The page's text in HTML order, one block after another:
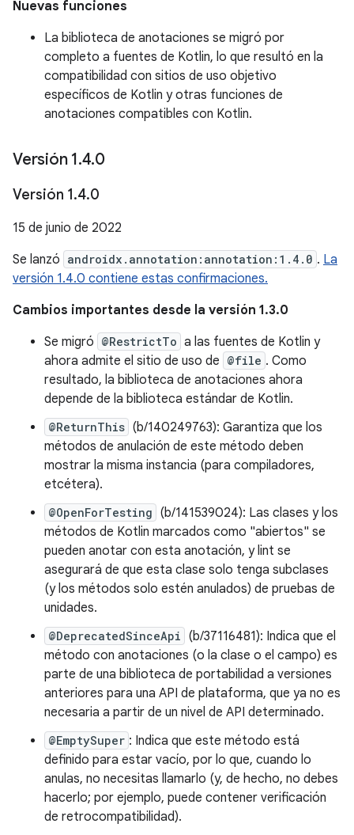
Nuevas funciones
La biblioteca de anotaciones se migró por
completo a fuentes de Kotlin, lo que resultó en la
compatibilidad con sitios de uso objetivo
específicos de Kotlin y otras funciones de
anotaciones compatibles con Kotlin.
Versión 1.4.0
Versión 1.4.0
15 de junio de 2022
Se lanzó androidx.annotation:annotation:1.4.0 . La
versión 1.4.0 contiene estas confirmaciones.
Cambios importantes desde la versión 1.3.0
Se migró @RestrictTo a las fuentes de Kotlin y
ahora admite el sitio de uso de @file . Como
resultado, la biblioteca de anotaciones ahora
depende de la biblioteca estándar de Kotlin.
@ReturnThis (b/140249763): Garantiza que los
métodos de anulación de este método deben
mostrar la misma instancia (para compiladores,
etcétera).
@OpenForTesting (b/141539024): Las clases y los
métodos de Kotlin marcados como "abiertos" se
pueden anotar con esta anotación, y lint se
asegurará de que esta clase solo tenga subclases
(y los métodos solo estén anulados) de pruebas de
unidades.
@DeprecatedSinceApi (b/37116481): Indica que el
método con anotaciones (o la clase o el campo) es
parte de una biblioteca de portabilidad a versiones
anteriores para una API de plataforma, que ya no es
necesaria a partir de un nivel de API determinado.
@EmptySuper : Indica que este método está
definido para estar vacío, por lo que, cuando lo
anulas, no necesitas llamarlo (y, de hecho, no debes
hacerlo; por ejemplo, puede contener verificación
de retrocompatibilidad).